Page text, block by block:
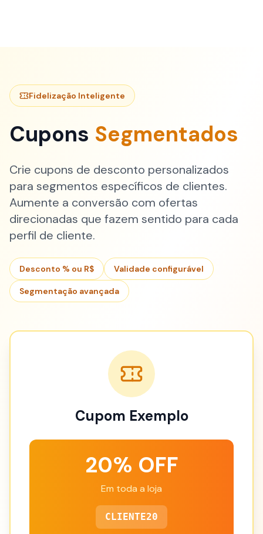
Fidelização Inteligente
Cupons Segmentados
Crie cupons de desconto personalizados
para segmentos específicos de clientes.
Aumente a conversão com ofertas
direcionadas que fazem sentido para cada
perfil de cliente.
Desconto % ou R$ Validade configurável
Segmentação avançada
Cupom Exemplo
20% OFF
Em toda a loja
CLIENTE20